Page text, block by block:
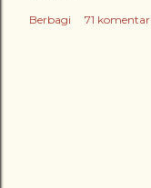
Berbagi 71 komentar